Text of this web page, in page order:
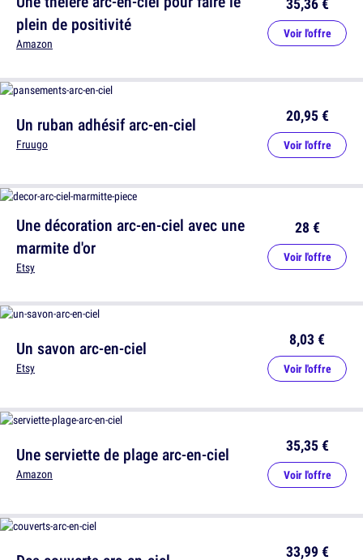
plein de positivité
Amazon
Voir l'offre
Une décoration arc-en-ciel avec une
marmite d'or
Etsy
28 €
Voir l'offre
Une serviette de plage arc-en-ciel
Amazon
35,35 €
Voir l'offre
Un ruban adhésif arc-en-ciel
Fruugo
20,95 €
Voir l'offre
Un savon arc-en-ciel
Etsy
8,03 €
Voir l'offre
33,99 €